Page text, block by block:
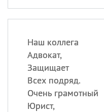
Наш коллега
Адвокат,
Защищает
Всех подряд.
Очень грамотный
Юрист,